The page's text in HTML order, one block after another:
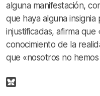
alguna manifestación,
que haya alguna insignia
injustificadas, afirma
conocimiento de la
que «nosotros no